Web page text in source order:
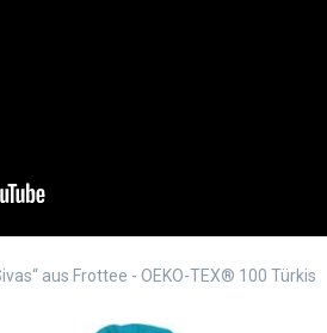
aus Frottee - OEKO-TEX® 100 Türkis